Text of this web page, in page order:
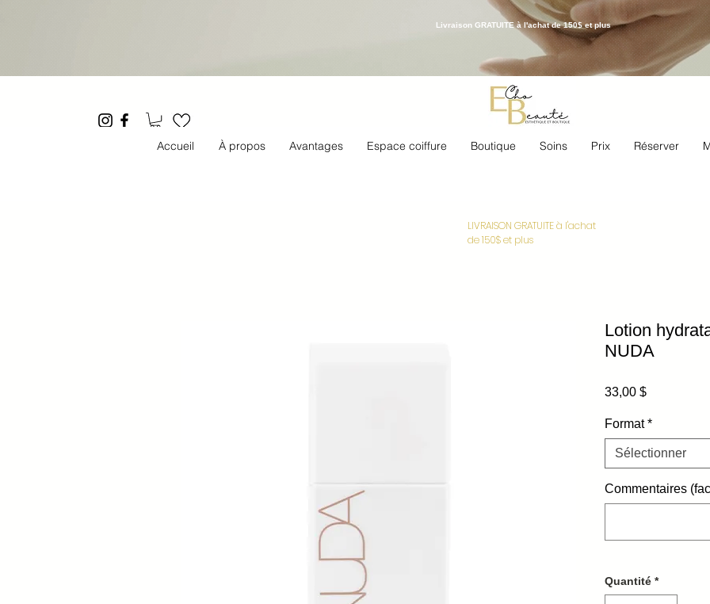
Livraison GRATUITE à l'achat de 150$ et plus
LIVRAISON GRATUITE à l'achat
de 150$ et plus
Lotion
NUDA
33,00 $Prix
Format *
Sélectionner
Commentaires
Quantité *
Accueil À propos Avantages Espace coiffure Boutique Soins Prix Réserver